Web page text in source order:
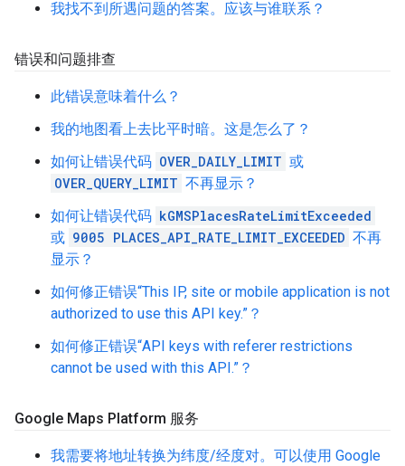
我找不到所遇问题的答案。应该与谁联系？
错误和问题排查
此错误意味着什么？
我的地图看上去比平时暗。这是怎么了？
如何让错误代码 OVER_DAILY_LIMIT 或
OVER_QUERY_LIMIT 不再显示？
如何让错误代码 kGMSPlacesRateLimitExceeded
或 9005 PLACES_API_RATE_LIMIT_EXCEEDED 不再
显示？
如何修正错误“This IP, site or mobile application is not
authorized to use this API key.”？
如何修正错误“API keys with referer restrictions
cannot be used with this API.”？
Google Maps Platform 服务
我需要将地址转换为纬度/经度对。可以使用 Google